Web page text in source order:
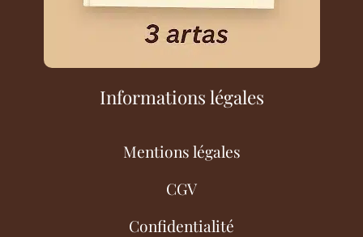
Informations légales
Mentions légales
CGV
Confidentialité